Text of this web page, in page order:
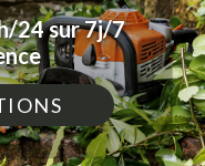
24 sur 7j/7